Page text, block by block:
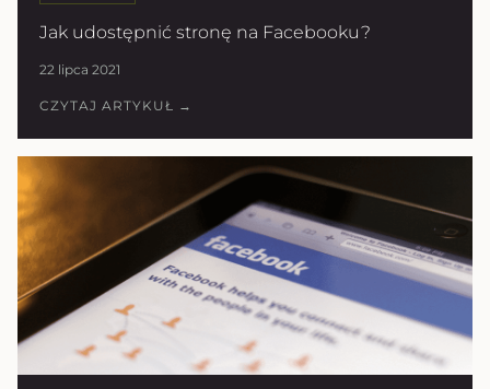
Jak udostępnić stronę na Facebooku?
22 lipca 2021
CZYTAJ ARTYKUŁ →